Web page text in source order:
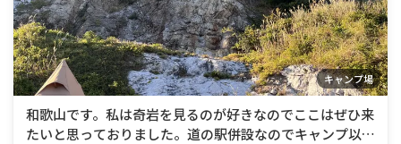
キャンプ場
和歌山です。私は奇岩を見るのが好きなのでここはぜひ来
たいと思っておりました。道の駅併設なのでキャンプ以外